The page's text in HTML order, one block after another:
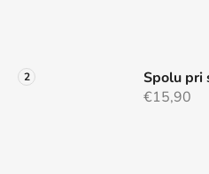
Spolu pri
€15,90